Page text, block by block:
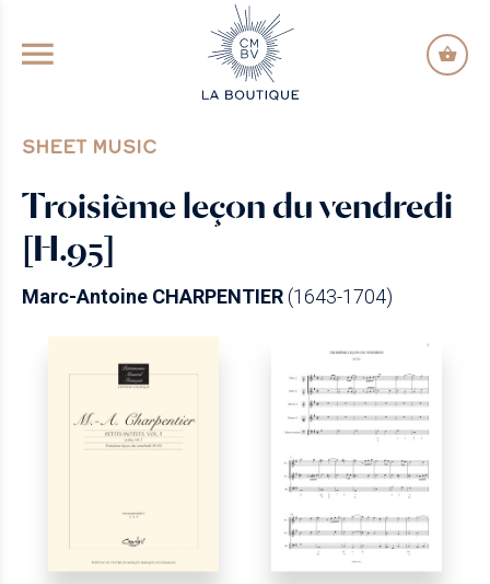
GO TO PRINCIPAL CONTENT
SHEET MUSIC
Troisième leçon du vendredi
[H.95]
Marc-Antoine CHARPENTIER(1643-1704)